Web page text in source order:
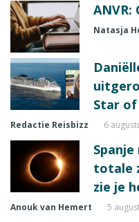
ANVR:
Natasja
Star
Redactie Reisbizz 6
totale
zie je
Anouk van Hemert 5